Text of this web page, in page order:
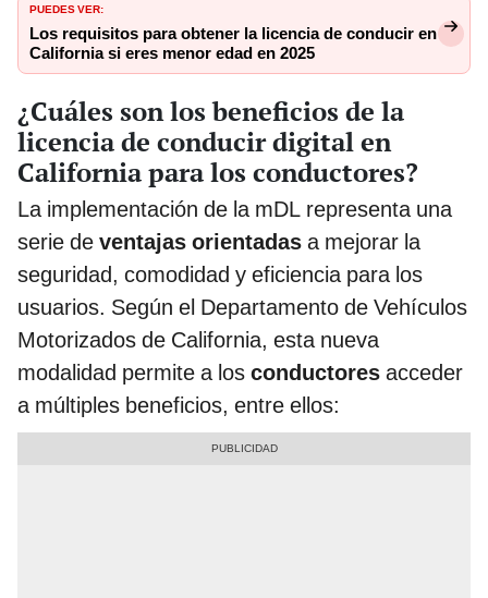
PUEDES VER:
Los requisitos para obtener la licencia de conducir en
California si eres menor edad en 2025
¿Cuáles son los beneficios de la
licencia de conducir digital en
California para los conductores?
La implementación de la mDL representa una
serie de ventajas orientadas a mejorar la
seguridad, comodidad y eficiencia para los
usuarios. Según el Departamento de Vehículos
Motorizados de California, esta nueva
modalidad permite a los conductores acceder
a múltiples beneficios, entre ellos: